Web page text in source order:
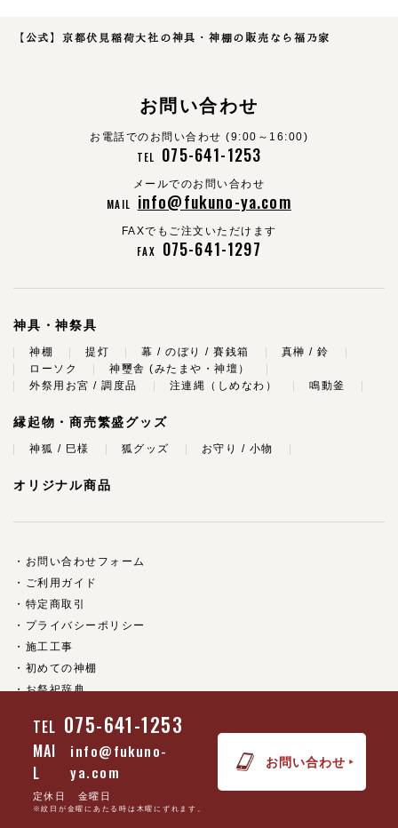
【公式】京都伏見稲荷大社の神具・神棚の販売なら福乃家
お問い合わせ
お電話でのお問い合わせ (9:00～16:00)
TEL 075-641-1253
メールでのお問い合わせ
MAIL info@fukuno-ya.com
FAXでもご注文いただけます
FAX 075-641-1297
神具・神祭具
神棚 提灯 幕 / のぼり / 賽銭箱
真榊 / 鈴
ローソク
神璽舎 (みたまや・神壇）
外祭用お宮 / 調度品
注連縄（しめなわ） 鳴動釜
縁起物・商売繁盛グッズ
神狐 / 巳様 狐グッズ お守り / 小物
オリジナル商品
お問い合わせフォーム
ご利用ガイド
特定商取引
プライバシーポリシー
施工工事
初めての神棚
お祭祀辞典
京都伏見稲荷大社
ご利用規約
会社情報
店舗案内
TEL 075-641-1253
MAI
L
info@fukuno-
ya.com
定休日 金曜日
※紋日が金曜にあたる時は木曜にずれます。
お問い合わせ